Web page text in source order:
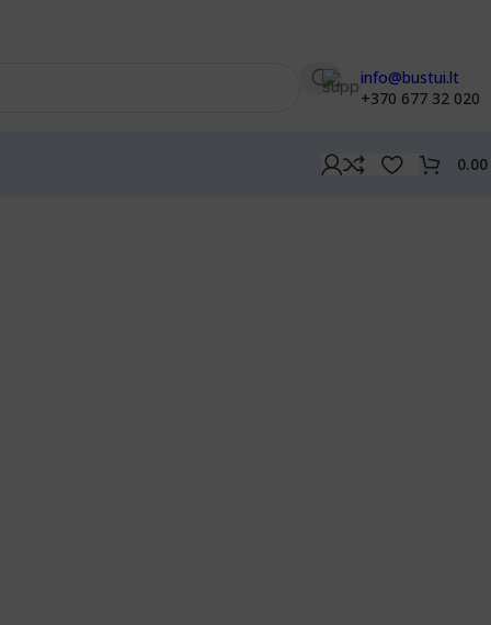
info@bustui.lt
+370 677 32 020
0.00